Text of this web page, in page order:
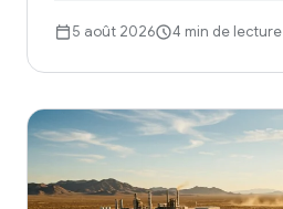
5 août 2026 4 min de lecture